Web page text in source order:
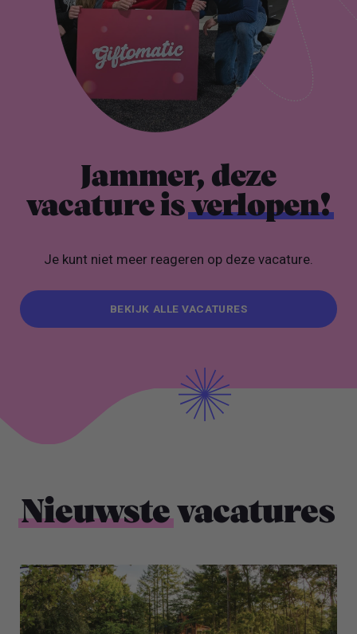
Jammer, deze
vacature isverlopen!
Je kunt niet meer reageren op deze vacature.
BEKIJK ALLE VACATURES
Nieuwstevacatures